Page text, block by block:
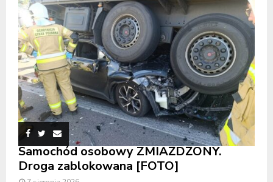
Samochód osobowy ZMIAŻDŻONY.
Droga zablokowana [FOTO]